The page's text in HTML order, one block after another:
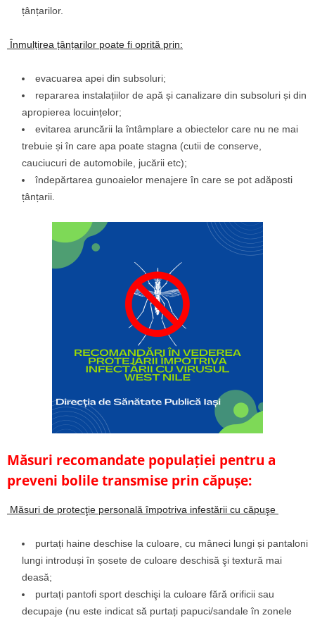
țânțarilor.
Înmulțirea țânțarilor poate fi oprită prin:
evacuarea apei din subsoluri;
repararea instalațiilor de apă și canalizare din subsoluri și din
apropierea locuințelor;
evitarea aruncării la întâmplare a obiectelor care nu ne mai
trebuie și în care apa poate stagna (cutii de conserve,
cauciucuri de automobile, jucării etc);
îndepărtarea gunoaielor menajere în care se pot adăposti
țânțarii.
Măsuri recomandate populației pentru a
preveni bolile transmise prin căpușe:
Măsuri de protecţie personală împotriva infestării cu căpuşe
purtați haine deschise la culoare, cu mâneci lungi și pantaloni
lungi introduși în șosete de culoare deschisă şi textură mai
deasă;
purtați pantofi sport deschişi la culoare fără orificii sau
decupaje (nu este indicat să purtați papuci/sandale în zonele